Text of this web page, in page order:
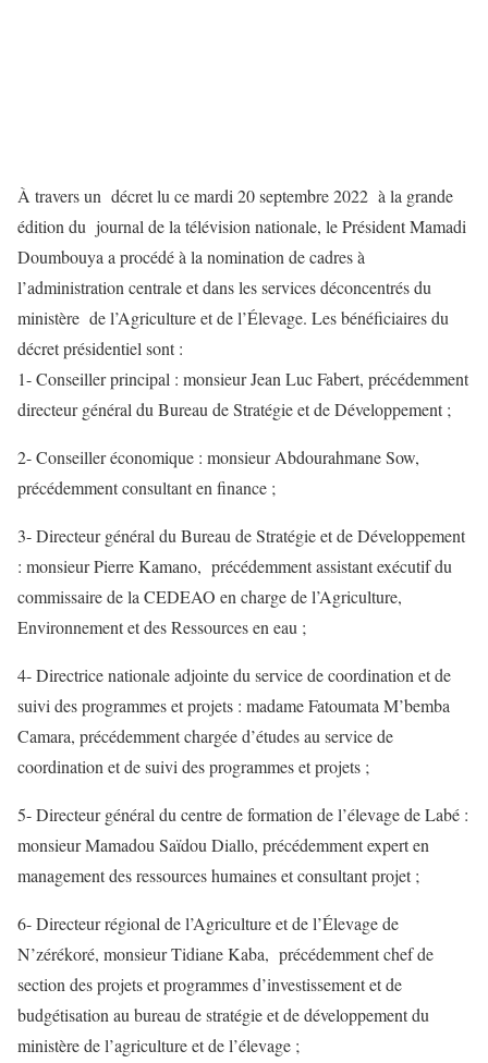
À travers un décret lu ce mardi 20 septembre 2022 à la grande
édition du journal de la télévision nationale, le Président Mamadi
Doumbouya a procédé à la nomination de cadres à
l’administration centrale et dans les services déconcentrés du
ministère de l’Agriculture et de l’Élevage. Les bénéficiaires du
décret présidentiel sont :
1- Conseiller principal : monsieur Jean Luc Fabert, précédemment
directeur général du Bureau de Stratégie et de Développement ;
2- Conseiller économique : monsieur Abdourahmane Sow,
précédemment consultant en finance ;
3- Directeur général du Bureau de Stratégie et de Développement
: monsieur Pierre Kamano, précédemment assistant exécutif du
commissaire de la CEDEAO en charge de l’Agriculture,
Environnement et des Ressources en eau ;
4- Directrice nationale adjointe du service de coordination et de
suivi des programmes et projets : madame Fatoumata M’bemba
Camara, précédemment chargée d’études au service de
coordination et de suivi des programmes et projets ;
5- Directeur général du centre de formation de l’élevage de Labé :
monsieur Mamadou Saïdou Diallo, précédemment expert en
management des ressources humaines et consultant projet ;
6- Directeur régional de l’Agriculture et de l’Élevage de
N’zérékoré, monsieur Tidiane Kaba, précédemment chef de
section des projets et programmes d’investissement et de
budgétisation au bureau de stratégie et de développement du
ministère de l’agriculture et de l’élevage ;